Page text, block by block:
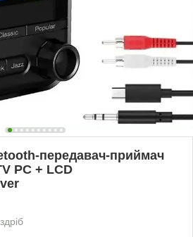
передавач-приймач
PC + LCD